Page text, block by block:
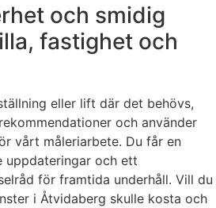
och smidig
fastighet och
eller lift där det behövs,
och använder
vårt måleriarbete. Du får en
uppdateringar och ett
för framtida underhåll. Vill du
i Åtvidaberg skulle kosta och